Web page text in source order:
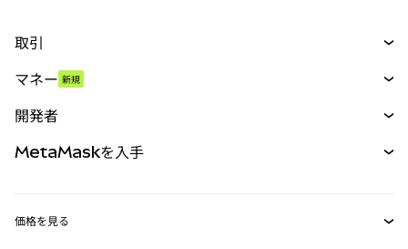
取引
パーペチュアル
RWA
マネー 新規
開発者
MetaMaskを入手
価格を見る